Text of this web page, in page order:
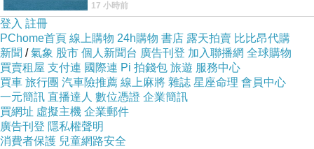
天的風刮得很熱 夜遊消暑熱。。。
17 小時前
登入 註冊
PChome首頁 線上購物 24h購物 書店 露天拍賣 比比昂代購
新聞 /氣象 股市 個人新聞台 廣告刊登 加入聯播網 全球購物
買賣租屋 支付連 國際連 Pi 拍錢包 旅遊 服務中心
買車 旅行團 汽車險推薦 線上麻將 雜誌 星座命理 會員中心
一元簡訊 直播達人 數位憑證 企業簡訊
買網址 虛擬主機 企業郵件
廣告刊登 隱私權聲明
消費者保護 兒童網路安全